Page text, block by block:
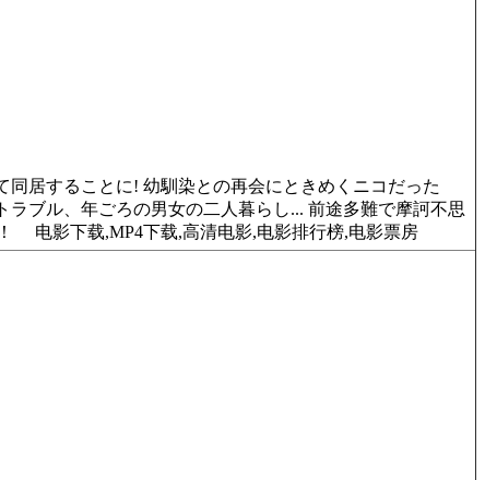
することに! 幼馴染との再会にときめくニコだった
ブル、年ごろの男女の二人暮らし... 前途多難で摩訶不思
电影下载,MP4下载,高清电影,电影排行榜,电影票房